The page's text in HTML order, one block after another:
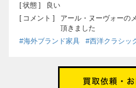
[ 状態 ]
良い
[ コメント ]
アール・ヌーヴォーの
頂きました
#海外ブランド家具
#西洋クラシッ